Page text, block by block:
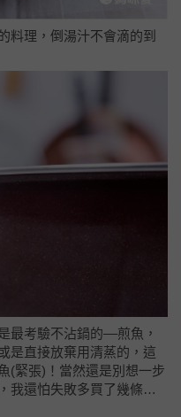
料理，倒湯汁不會滴的到
最考驗不沾鍋的––煎魚，
是直接放棄用清蒸的，這
(緊張)！當然還是別想一步
我還怕失敗多買了幾條…